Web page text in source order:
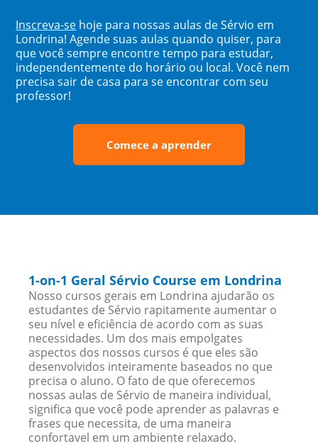
Inscreva-se hoje para nossas aulas de Sérvio em
Londrina! Agende suas aulas quando quiser, para
que você sempre encontre tempo para estudar,
independentemente do horário ou local. Você nem
precisa sair de casa para se encontrar com seu
professor!
Comece a aprender
1-on-1 Geral Sérvio Course em Londrina
Nosso cursos gerais em Londrina ajudarão os
estudantes de Sérvio rapitamente aumentar o
seu nível e eficiência de acordo com as suas
necessidades. Um dos mais empolgates
aspectos dos nossos cursos é que eles são
desenvolvidos inteiramente baseados no que
precisa o aluno. O fato de que oferecemos
nossas aulas de Sérvio de maneira individual,
significa que você pode aprender as palavras e
frases que necessita, de uma maneira
confortavel em um ambiente relaxado.